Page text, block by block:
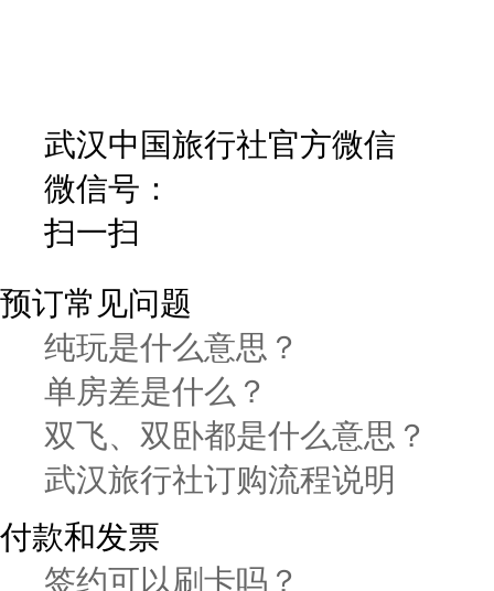
武汉中国旅行社官方微信
微信号：
扫一扫
预订常见问题
纯玩是什么意思？
单房差是什么？
双飞、双卧都是什么意思？
武汉旅行社订购流程说明
付款和发票
签约可以刷卡吗？